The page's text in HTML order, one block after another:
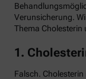
Verunsicherung.
Thema Cholesterin
1.
Falsch.